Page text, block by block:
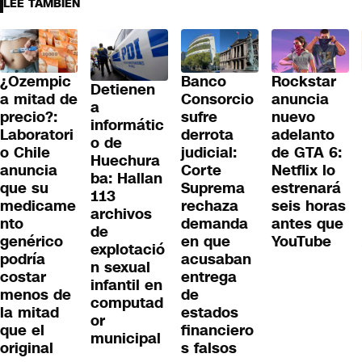
LEE TAMBIÉN
¿Ozempic
a mitad de
precio?:
Laboratori
o Chile
anuncia
que su
medicame
nto
genérico
podría
costar
menos de
la mitad
que el
original
Detienen
a
informátic
o de
Huechura
ba: Hallan
113
archivos
de
explotació
n sexual
infantil en
computad
or
municipal
Banco
Consorcio
sufre
derrota
judicial:
Corte
Suprema
rechaza
demanda
en que
acusaban
entrega
de
estados
financiero
s falsos
Rockstar
anuncia
nuevo
adelanto
de GTA 6:
Netflix lo
estrenará
seis horas
antes que
YouTube